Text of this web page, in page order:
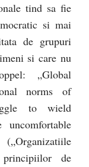
tind sa fie
si mai
de grupuri
si care nu
„Global
norms of
to wield
principiilor de